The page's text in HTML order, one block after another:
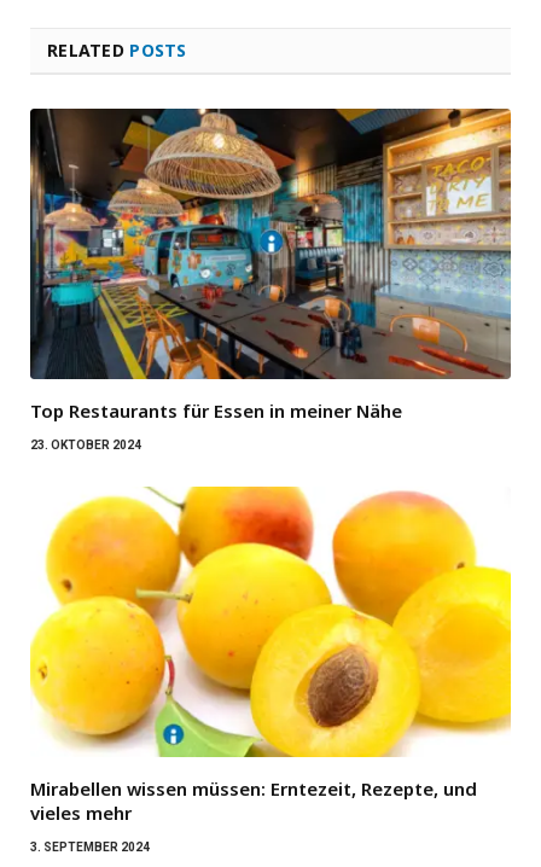
RELATED POSTS
Top Restaurants für Essen in meiner Nähe
23. OKTOBER 2024
Mirabellen wissen müssen: Erntezeit, Rezepte, und
vieles mehr
3. SEPTEMBER 2024